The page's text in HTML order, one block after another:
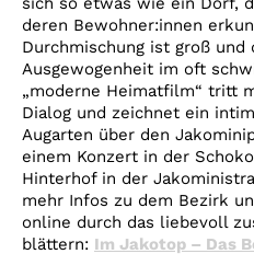
deren Bewohner:innen
Durchmischung ist groß
Ausgewogenheit im oft
„moderne Heimatfilm“ tritt
Dialog und zeichnet ein
Augarten über den
einem Konzert in der
Hinterhof in der
mehr Infos zu dem Bezirk
online durch das liebevoll
blättern: Im Jakotop – Das